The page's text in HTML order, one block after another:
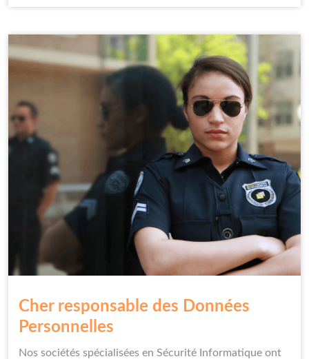
Cher responsable des Données
Personnelles
Nos sociétés spécialisées en Sécurité Informatique ont